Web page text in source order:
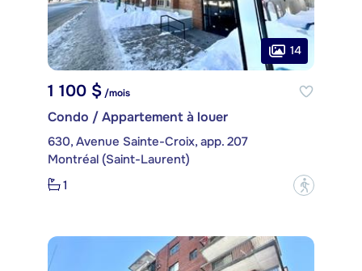
14
1 100 $ /mois
Condo / Appartement à louer
630, Avenue Sainte-Croix, app. 207
Montréal (Saint-Laurent)
1
?